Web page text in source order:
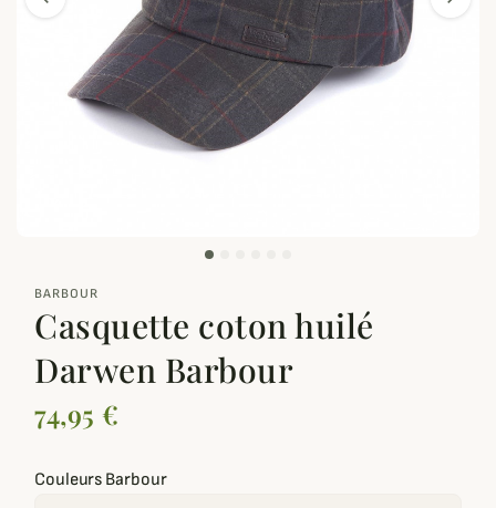
BARBOUR
Casquette coton huilé
Darwen Barbour
74,95 €
Couleurs Barbour